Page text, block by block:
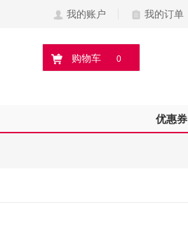
我的账户 我的订单
购物车 0
优惠券